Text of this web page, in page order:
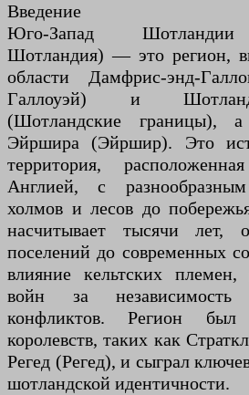
Введение
Юго-Запад Шотландии
Шотландия) — это регион,
области Дамфрис-энд-
Галлоуэй) и
(Шотландские границы),
Эйршира (Эйршир). Это
территория,
Англией, с
холмов и лесов до
насчитывает тысячи лет,
поселений до современных
влияние кельтских племен,
войн за
конфликтов. Регион был
королевств, таких как
Регед (Регед), и сыграл
шотландской идентичности.